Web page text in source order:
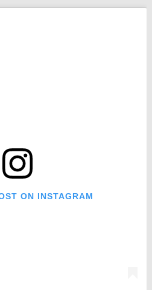
ON INSTAGRAM